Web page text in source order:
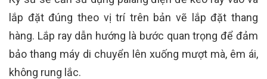
lắp đặt đúng theo vị trí trên bản vẽ lắp đặt thang
hàng. Lắp ray dẫn hướng là bước quan trọng để đảm
bảo thang máy di chuyển lên xuống mượt mà, êm ái,
không rung lắc.